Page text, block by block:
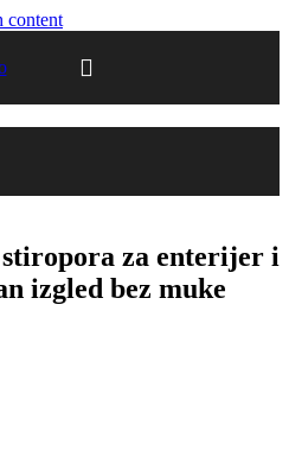
content
stiropora za enterijer i
izgled bez muke